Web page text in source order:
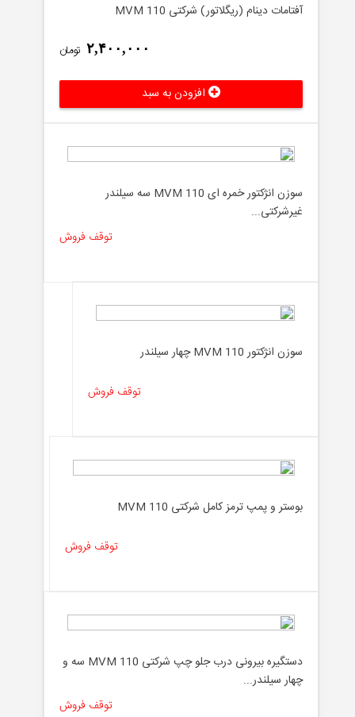
آفتامات دینام (ریگلاتور) شرکتی MVM 110
۲,۴۰۰,۰۰۰ تومان
سوزن انژکتور خمره ای MVM 110 سه سیلندر
غیرشرکتی...
توقف فروش
سوزن انژکتور MVM 110 چهار سیلندر
توقف فروش
بوستر و پمپ ترمز کامل شرکتی MVM 110
توقف فروش
دستگیره بیرونی درب جلو چپ شرکتی MVM 110 سه و
چهار سیلندر...
توقف فروش